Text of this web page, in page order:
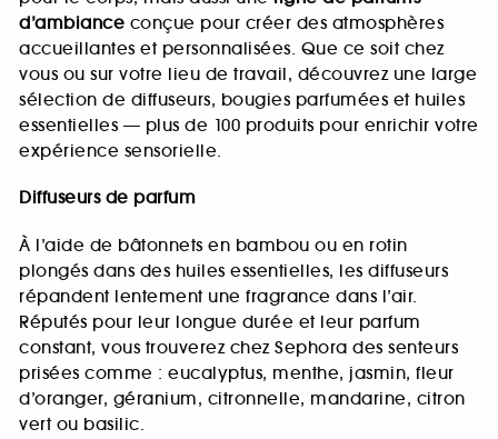
d’ambiance conçue pour créer des atmosphères
accueillantes et personnalisées. Que ce soit chez
vous ou sur votre lieu de travail, découvrez une large
sélection de diffuseurs, bougies parfumées et huiles
essentielles — plus de 100 produits pour enrichir votre
expérience sensorielle.
Diffuseurs de parfum
À l’aide de bâtonnets en bambou ou en rotin
plongés dans des huiles essentielles, les diffuseurs
répandent lentement une fragrance dans l’air.
Réputés pour leur longue durée et leur parfum
constant, vous trouverez chez Sephora des senteurs
prisées comme : eucalyptus, menthe, jasmin, fleur
d’oranger, géranium, citronnelle, mandarine, citron
vert ou basilic.